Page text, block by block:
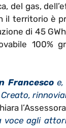
del gas,
il territorio è
di 45
100%
Francescoe,
voce agli